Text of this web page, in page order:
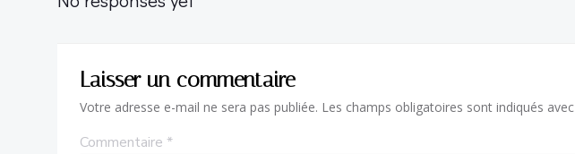
Laisser un commentaire
Votre adresse e-mail ne sera pas publiée. Les champs obligatoires sont indiqués avec
Commentaire *